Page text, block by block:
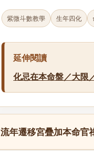
紫微斗數教學 生年四化
延伸閱讀
化忌在本命盤／大限
流年遷移宮疊加本命官